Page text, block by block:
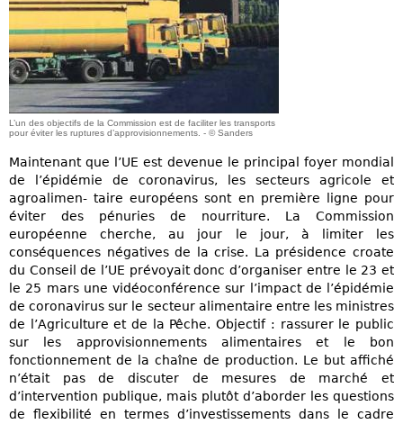
L’un des objectifs de la Commission est de faciliter les transports
pour éviter les ruptures d’approvisionnements. - © Sanders
Maintenant que l’UE est devenue le principal foyer mondial
de l’épidémie de coronavirus, les secteurs agricole et
agroalimen- taire européens sont en première ligne pour
éviter des pénuries de nourriture. La Commission
européenne cherche, au jour le jour, à limiter les
conséquences négatives de la crise. La présidence croate
du Conseil de l’UE prévoyait donc d’organiser entre le 23 et
le 25 mars une vidéoconférence sur l’impact de l’épidémie
de coronavirus sur le secteur alimentaire entre les ministres
de l’Agriculture et de la Pêche. Objectif : rassurer le public
sur les approvisionnements alimentaires et le bon
fonctionnement de la chaîne de production. Le but affiché
n’était pas de discuter de mesures de marché et
d’intervention publique, mais plutôt d’aborder les questions
de flexibilité en termes d’investissements dans le cadre